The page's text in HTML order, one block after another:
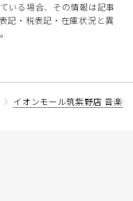
いる場合、その情報は記事
記・税表記・在庫状況と異
イオンモール筑紫野店 音楽